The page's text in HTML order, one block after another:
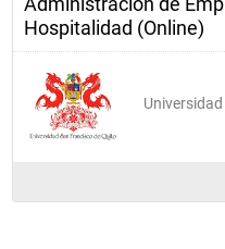
Hospitalidad (Online)